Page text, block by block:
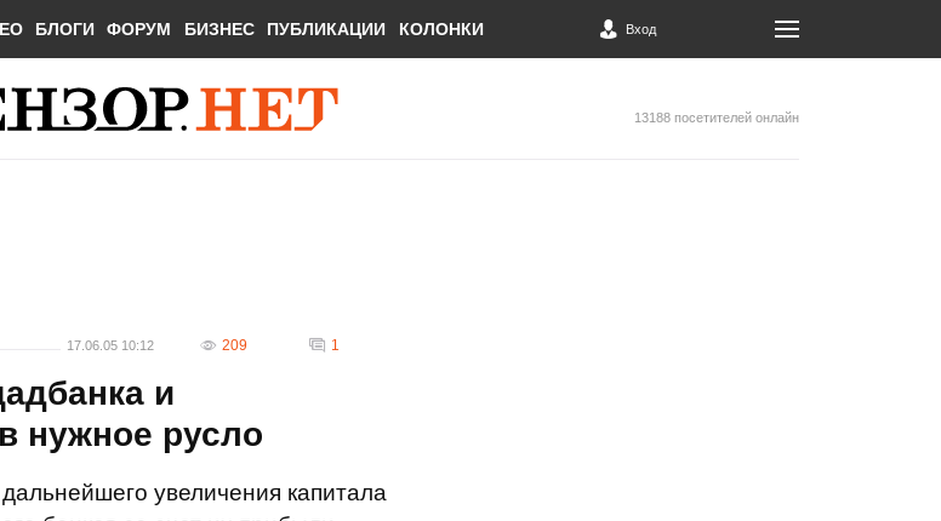
БЛОГИ ФОРУМ БИЗНЕС ПУБЛИКАЦИИ КОЛОНКИ Вход
13188 посетителей онлайн
17.06.05 10:12 209 1
и
нужное русло
увеличения капитала